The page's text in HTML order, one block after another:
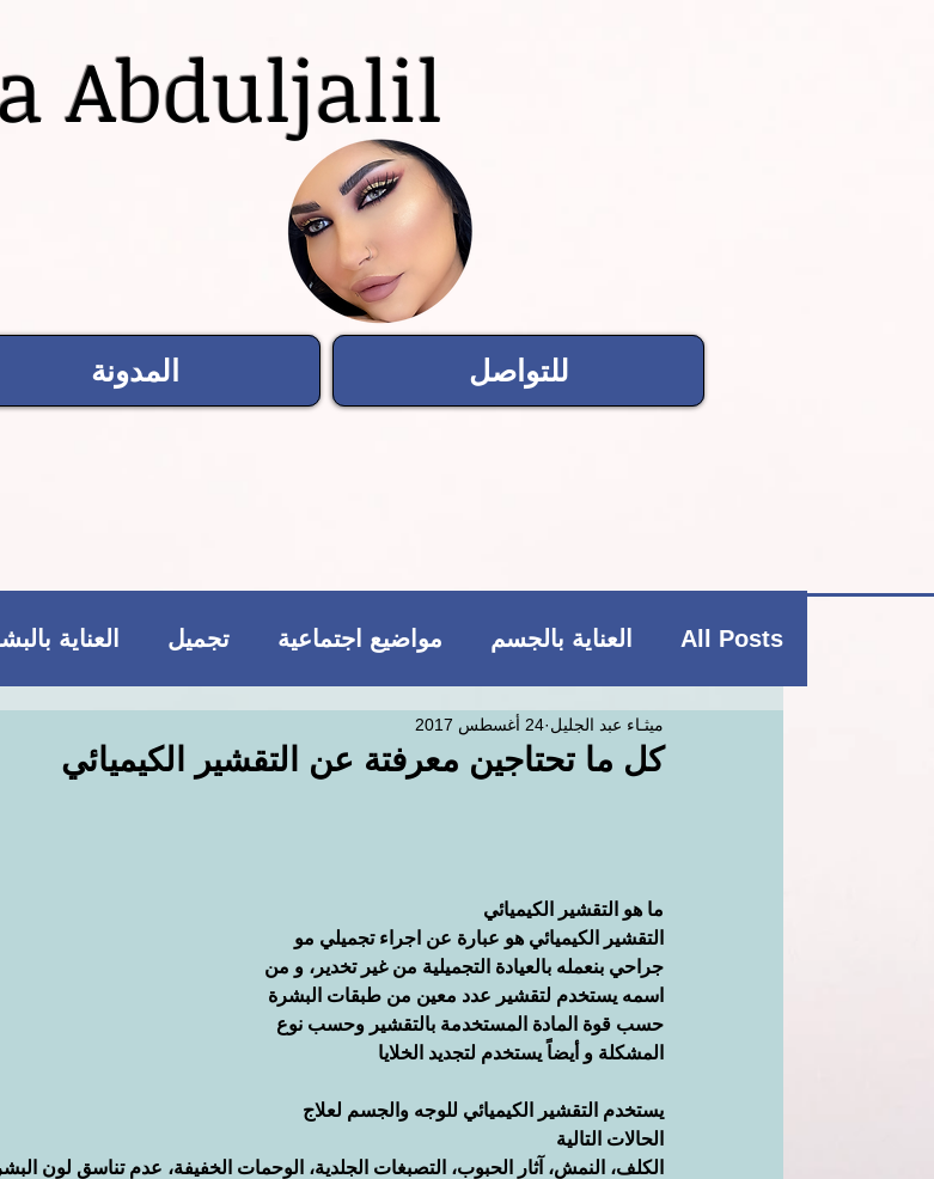
Abduljalil
المدونة للتواصل
All Posts العناية بالجسم مواضيع اجتماعية تجميل العناية
فاشن و عطور منتجات بوتيكي
منتجات بوتيكي مكملات غذائية
كل ما تحتاجين معرفتة عن التقشير الكيميائي
ميثـاء عبد الجليل 24 أغسطس 2017
ما هو التقشير الكيميائي
التقشير الكيميائي هو عبارة عن اجراء تجميلي مو
جراحي بنعمله بالعيادة التجميلية من غير تخدير، و من
اسمه يستخدم لتقشير عدد معين من طبقات البشرة
حسب قوة المادة المستخدمة بالتقشير وحسب نوع
المشكلة و أيضاً يستخدم لتجديد الخلايا
يستخدم التقشير الكيميائي للوجه والجسم لعلاج
الحالات التالية
الكلف، النمش، آثار الحبوب، التصبغات الجلدية، الوحمات الخفيفة، عدم تناسق لون